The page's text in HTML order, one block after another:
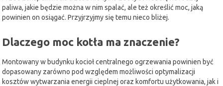
paliwa, jakie będzie można w nim spalać, ale też określić moc, jaką
powinien on osiągać. Przyjrzyjmy się temu nieco bliżej.
Dlaczego moc kotła ma znaczenie?
Montowany w budynku kocioł centralnego ogrzewania powinien być
dopasowany zarówno pod względem możliwości optymalizacji
kosztów wytwarzania energii cieplnej oraz komfortu użytkowania, jak i